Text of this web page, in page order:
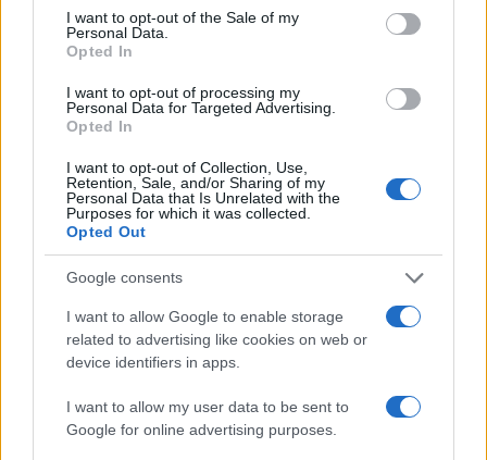
consent section.
I want to opt-out of the Sale of my
Personal Data.
Opted In
I want to opt-out of processing my
Personal Data for Targeted Advertising.
Opted In
I want to opt-out of Collection, Use,
Retention, Sale, and/or Sharing of my
Personal Data that Is Unrelated with the
Purposes for which it was collected.
Opted Out
Google consents
I want to allow Google to enable storage
related to advertising like cookies on web or
device identifiers in apps.
I want to allow my user data to be sent to
Google for online advertising purposes.
GalluraOggi.it
Su WhatsApp al numero +39
345 356 7512
Ricevi le nostre ultime news